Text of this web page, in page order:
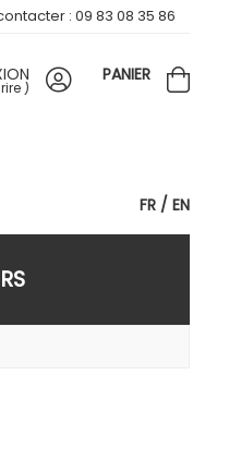
FR EN
)
PANIER
: 09 83 08 35 86